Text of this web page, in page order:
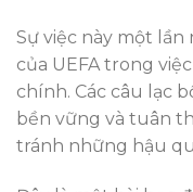
Sự việc này một
của UEFA trong
chính. Các câu lạc
bền vững và tuân
tránh những hậu